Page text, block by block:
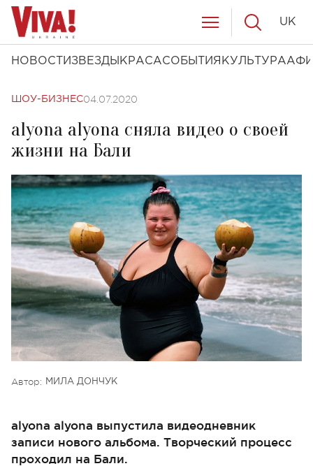
НОВОСТИ ЗВЕЗДЫ КРАСАСОБЫТИЯ КУЛЬТУРА
UK
ШОУ-БИЗНЕС04.07.2020
alyona alyona сняла видео о своей
жизни на Бали
Автор: МИЛА ДОНЧУК
alyona alyona выпустила видеодневник
записи нового альбома. Творческий процесс
проходил на Бали.